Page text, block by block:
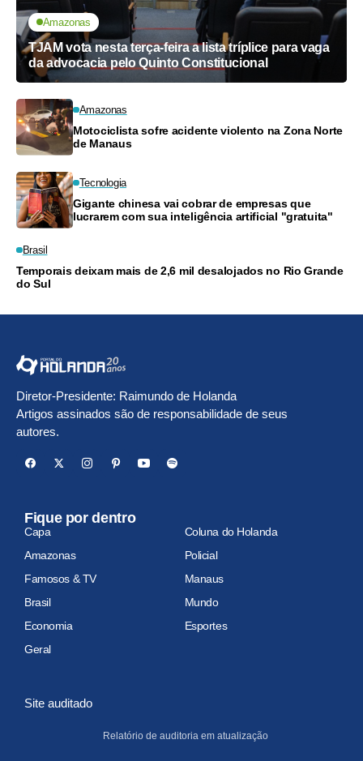
Amazonas
TJAM vota nesta terça-feira a lista tríplice para vaga
da advocacia pelo Quinto Constitucional
Amazonas
Motociclista sofre acidente violento na Zona Norte
de Manaus
Tecnologia
Gigante chinesa vai cobrar de empresas que
lucrarem com sua inteligência artificial "gratuita"
Brasil
Temporais deixam mais de 2,6 mil desalojados no Rio Grande
do Sul
Diretor-Presidente: Raimundo de Holanda
Artigos assinados são de responsabilidade de seus
autores.
Fique por dentro
Capa
Coluna do Holanda
Amazonas
Policial
Famosos & TV
Manaus
Brasil
Mundo
Economia
Esportes
Geral
Site auditado
Relatório de auditoria em atualização